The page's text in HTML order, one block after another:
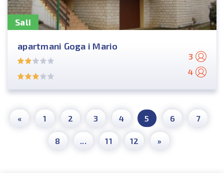
Sali
apartmani Goga i Mario
3
4
« 1 2 3 4 5 6 7
8 ... 11 12 »